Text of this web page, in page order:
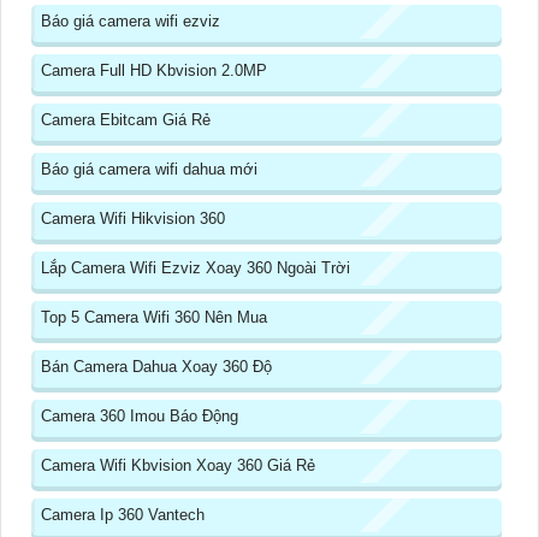
Báo giá camera wifi ezviz
Camera Full HD Kbvision 2.0MP
Camera Ebitcam Giá Rẻ
Báo giá camera wifi dahua mới
Camera Wifi Hikvision 360
Lắp Camera Wifi Ezviz Xoay 360 Ngoài Trời
Top 5 Camera Wifi 360 Nên Mua
Bán Camera Dahua Xoay 360 Độ
Camera 360 Imou Báo Động
Camera Wifi Kbvision Xoay 360 Giá Rẻ
Camera Ip 360 Vantech